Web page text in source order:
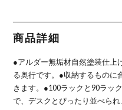
塗装 日本製
商品詳細
●アルダー無垢材自然塗装仕上
る奥行です。 ●収納するものに
きます。 ●100ラックと90ラッ
で、デスクとぴったり並べられ